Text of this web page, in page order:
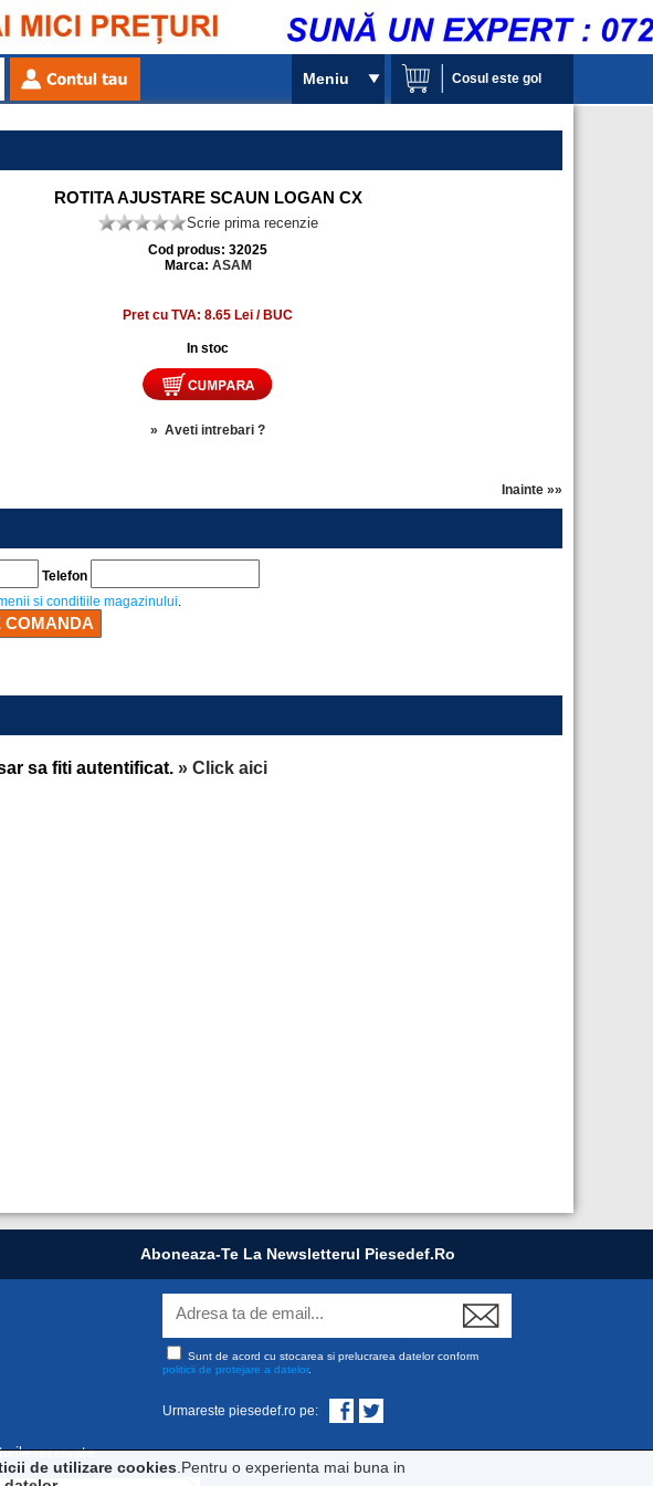
Meniu Cosul este gol
ROTITA AJUSTARE SCAUN LOGAN CX
Scrie prima recenzie
Cod produs: 32025
Marca: ASAM
Pret cu TVA: 8.65 Lei / BUC
In stoc
» Aveti intrebari ?
Inainte »»
Telefon
si conditiile magazinului.
sa fiti autentificat. » Click aici
Aboneaza-Te La Newsletterul Piesedef.ro
Sunt de acord cu stocarea si prelucrarea datelor conform
politicii de protejare a datelor.
Urmareste piesedef.ro pe:
rezervate.
de utilizare cookies .Pentru o experienta mai buna in